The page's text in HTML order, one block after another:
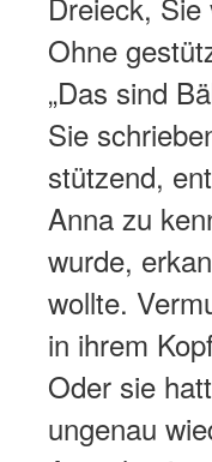
Ohne
„Das sind
Sie
stützend,
Anna zu
wurde,
wollte.
in ihrem
Oder sie
ungenau